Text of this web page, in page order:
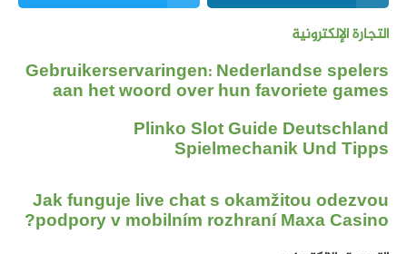
aan het woord
Jak funguje live
podpory v